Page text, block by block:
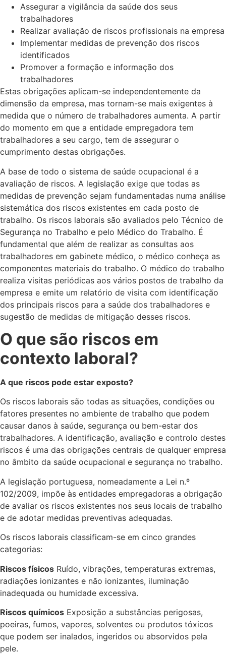
Assegurar a vigilância da saúde dos seus
trabalhadores
Realizar avaliação de riscos profissionais na empresa
Implementar medidas de prevenção dos riscos
identificados
Promover a formação e informação dos
trabalhadores
Estas obrigações aplicam-se independentemente da
dimensão da empresa, mas tornam-se mais exigentes à
medida que o número de trabalhadores aumenta. A partir
do momento em que a entidade empregadora tem
trabalhadores a seu cargo, tem de assegurar o
cumprimento destas obrigações.
A base de todo o sistema de saúde ocupacional é a
avaliação de riscos. A legislação exige que todas as
medidas de prevenção sejam fundamentadas numa análise
sistemática dos riscos existentes em cada posto de
trabalho. Os riscos laborais são avaliados pelo Técnico de
Segurança no Trabalho e pelo Médico do Trabalho. É
fundamental que além de realizar as consultas aos
trabalhadores em gabinete médico, o médico conheça as
componentes materiais do trabalho. O médico do trabalho
realiza visitas periódicas aos vários postos de trabalho da
empresa e emite um relatório de visita com identificação
dos principais riscos para a saúde dos trabalhadores e
sugestão de medidas de mitigação desses riscos.
O que são riscos em
contexto laboral?
A que riscos pode estar exposto?
Os riscos laborais são todas as situações, condições ou
fatores presentes no ambiente de trabalho que podem
causar danos à saúde, segurança ou bem-estar dos
trabalhadores. A identificação, avaliação e controlo destes
riscos é uma das obrigações centrais de qualquer empresa
no âmbito da saúde ocupacional e segurança no trabalho.
A legislação portuguesa, nomeadamente a Lei n.º
102/2009, impõe às entidades empregadoras a obrigação
de avaliar os riscos existentes nos seus locais de trabalho
e de adotar medidas preventivas adequadas.
Os riscos laborais classificam-se em cinco grandes
categorias:
Riscos físicos Ruído, vibrações, temperaturas extremas,
radiações ionizantes e não ionizantes, iluminação
inadequada ou humidade excessiva.
Riscos químicos Exposição a substâncias perigosas,
poeiras, fumos, vapores, solventes ou produtos tóxicos
que podem ser inalados, ingeridos ou absorvidos pela
pele.